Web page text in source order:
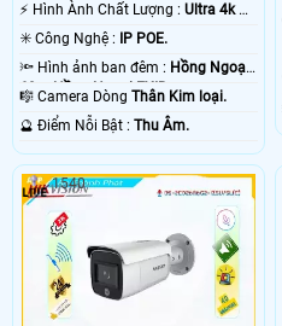
️⚡ Hình Ành Chất Lượng : Ultra 4k 👍🏾
.
✳️ Công Nghệ :
IP POE.
🔦 Hình ảnh ban đêm : Hồng Ngoại
60m Hồng Ngoại EXIR.
🎼️ Camera Dòng Thân Kim loại.
️🔮 Điểm Nỗi Bật : Thu Âm.
1540